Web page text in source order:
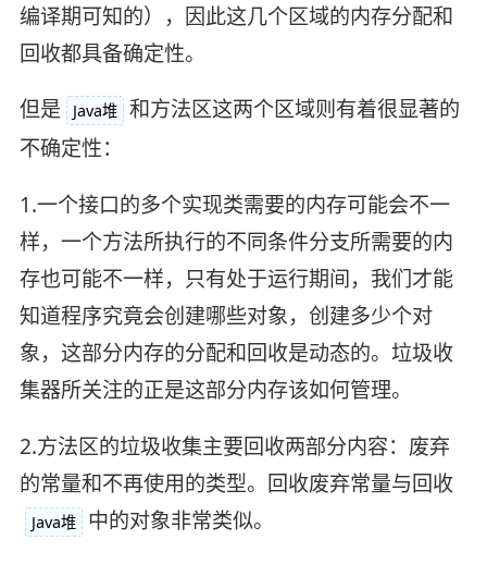
编译期可知的），因此这几个区域的内存分配和
回收都具备确定性。
但是
Java堆 和方法区这两个区域则有着很显著的
不确定性：
1.一个接口的多个实现类需要的内存可能会不一
样，一个方法所执行的不同条件分支所需要的内
存也可能不一样，只有处于运行期间，我们才能
知道程序究竟会创建哪些对象，创建多少个对
象，这部分内存的分配和回收是动态的。垃圾收
集器所关注的正是这部分内存该如何管理。
2.方法区的垃圾收集主要回收两部分内容：废弃
的常量和不再使用的类型。回收废弃常量与回收
Java堆 中的对象非常类似。